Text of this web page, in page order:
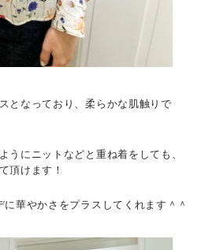
となっており、柔らかな肌触りで
うにニットなどと重ね着をしても、
頂けます！
華やかさをプラスしてくれます＾＾